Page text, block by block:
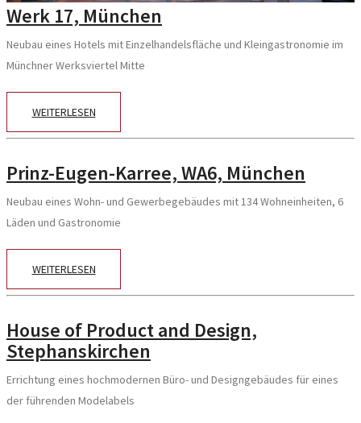
Werk 17, München
Neubau eines Hotels mit Einzelhandelsfläche und Kleingastronomie im
Münchner Werksviertel Mitte
WEITERLESEN
Prinz-Eugen-Karree, WA6, München
Neubau eines Wohn- und Gewerbegebäudes mit 134 Wohneinheiten, 6
Läden und Gastronomie
WEITERLESEN
House of Product and Design,
Stephanskirchen
Errichtung eines hochmodernen Büro- und Designgebäudes für eines
der führenden Modelabels